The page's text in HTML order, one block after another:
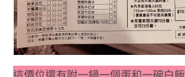
這價位還有附一鍋一個蛋和一碗白飯